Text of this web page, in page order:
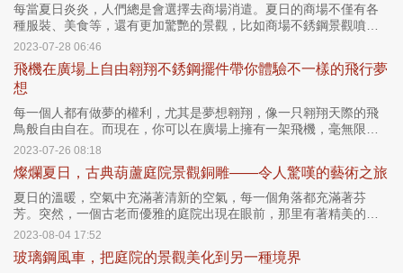
每當夏日炎炎，人們總是會選擇去商場消遣。夏日的商場不僅有各
種服裝、美食等，還有更加驚艷的景觀，比如商場不銹鋼景觀噴泉
雕塑。
2023-07-28 06:46
飛機在廣場上自由翱翔不銹鋼擺件帶你體驗不一樣的飛行夢
想
每一個人都有做夢的權利，尤其是夢想翱翔，像一只翱翔天際的飛
鳥般自由自在。而現在，你可以在廣場上擁有一架飛機，毫無限制
地縱情揮灑激情，體驗不一樣的飛行夢想。
2023-07-26 08:18
燦爛夏日，古典葫蘆庭院景觀銅雕——令人驚嘆的藝術之旅
夏日的溫暖，空氣中充滿著清新的空氣，每一個角落都充滿著芬
芳。突然，一個古老而優雅的庭院出現在眼前，那里有著精美的銅
雕，特別是那只葫蘆，洋溢著古典的氣息，令人驚嘆。
2023-08-04 17:52
玻璃鋼風車，把庭院的景觀美化到另一種境界